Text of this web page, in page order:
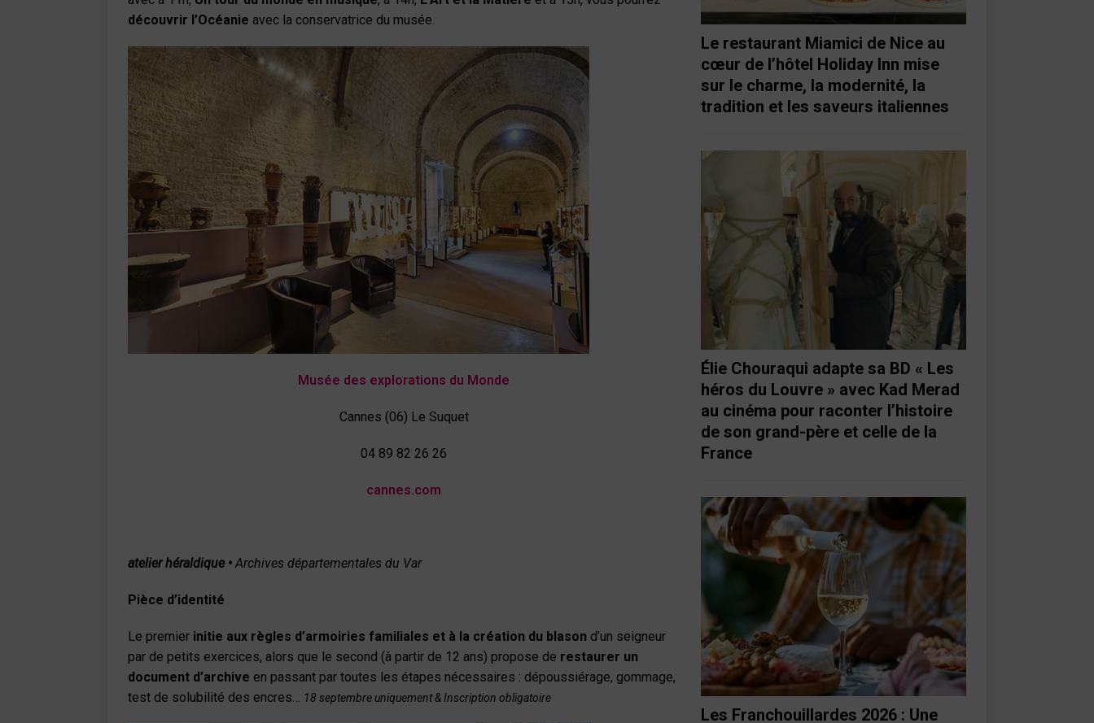
découvrir l’Océanie avec la conservatrice du musée.
Musée des explorations du Monde
Cannes (06) Le Suquet
04 89 82 26 26
cannes.com
atelier héraldique •Archives départementales du Var
Pièce d’identité
Le premier initie aux règles d’armoiries familiales et à la création du blason d’un seigneur
par de petits exercices, alors que le second (à partir de 12 ans) propose de restaurer un
document d’archive en passant par toutes les étapes nécessaires : dépoussiérage, gommage,
test de solubilité des encres… 18 septembre uniquement & Inscription obligatoire
Le restaurant Miamici de Nice au
cœur de l’hôtel Holiday Inn mise
sur le charme, la modernité, la
tradition et les saveurs italiennes
Élie Chouraqui adapte sa BD « Les
héros du Louvre » avec Kad Merad
au cinéma pour raconter l’histoire
de son grand-père et celle de la
France
Les Franchouillardes 2026 : Une